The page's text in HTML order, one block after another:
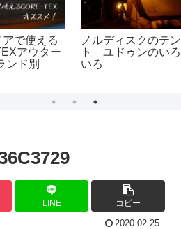
で使える
アウター
ンド別
ノルディスクのテン
ト ユドゥンのいろ
いろ
LINE コピー
2020.02.25